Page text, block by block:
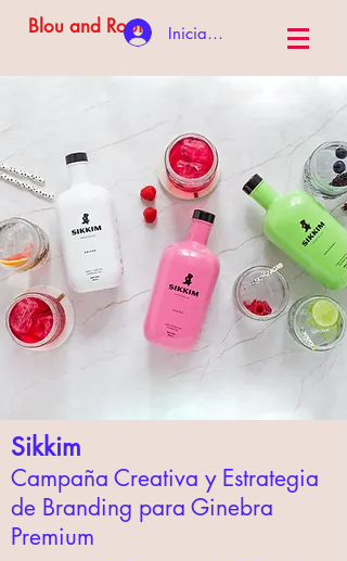
Blou and Rooi Iniciar sesión
Sikkim
Campaña Creativa y Estrategia
de Branding para Ginebra
Premium